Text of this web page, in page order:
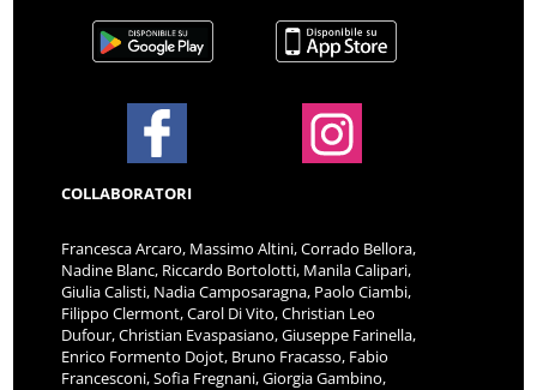
COLLABORATORI
Francesca Arcaro, Massimo Altini, Corrado Bellora,
Nadine Blanc, Riccardo Bortolotti, Manila Calipari,
Giulia Calisti, Nadia Camposaragna, Paolo Ciambi,
Filippo Clermont, Carol Di Vito, Christian Leo
Dufour, Christian Evaspasiano, Giuseppe Farinella,
Enrico Formento Dojot, Bruno Fracasso, Fabio
Francesconi, Sofia Fregnani, Giorgia Gambino,